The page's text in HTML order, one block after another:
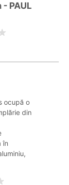
PAUL
ocupă o
din
în